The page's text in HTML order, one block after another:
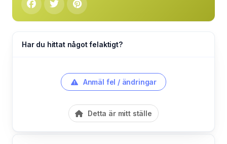
Har du hittat något felaktigt?
Anmäl fel / ändringar
Detta är mitt ställe